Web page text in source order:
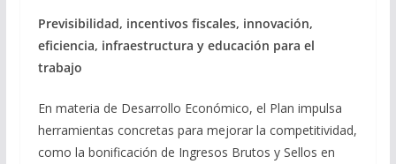
Previsibilidad, incentivos fiscales, innovación,
eficiencia, infraestructura y educación para el
trabajo
En materia de Desarrollo Económico, el Plan impulsa
herramientas concretas para mejorar la competitividad,
como la bonificación de Ingresos Brutos y Sellos en